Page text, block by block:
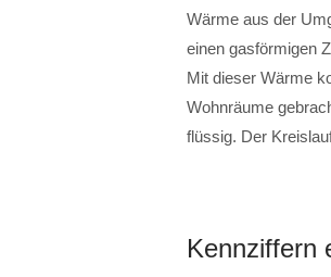
Wärme aus der
einen gasförmigen
Mit dieser Wärme
Wohnräume
flüssig. Der
Kennziffern